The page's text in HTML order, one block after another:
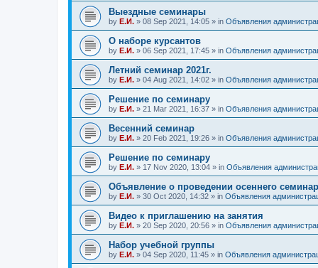
Выездные семинары
by Е.И. » 08 Sep 2021, 14:05 » in Объявления
О наборе курсантов
by Е.И. » 06 Sep 2021, 17:45 » in Объявления
Летний семинар 2021г.
by Е.И. » 04 Aug 2021, 14:02 » in Объявления
Решение по семинару
by Е.И. » 21 Mar 2021, 16:37 » in Объявления
Весенний семинар
by Е.И. » 20 Feb 2021, 19:26 » in Объявления
Решение по семинару
by Е.И. » 17 Nov 2020, 13:04 » in Объявления
Объявление о проведении осеннего
by Е.И. » 30 Oct 2020, 14:32 » in Объявления
Видео к приглашению на занятия
by Е.И. » 20 Sep 2020, 20:56 » in Объявления
Набор учебной группы
by Е.И. » 04 Sep 2020, 11:45 » in Объявления